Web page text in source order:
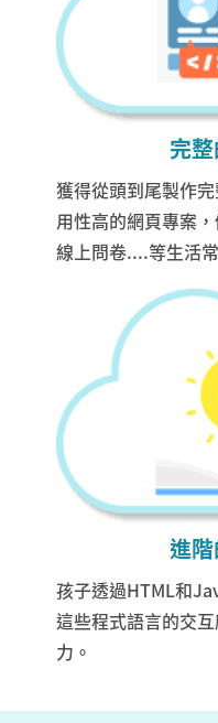
完
獲得從頭到尾製作
用性高的網頁專案
線上問卷....等生活
進
孩子透過HTML和
這些程式語言的交
力。